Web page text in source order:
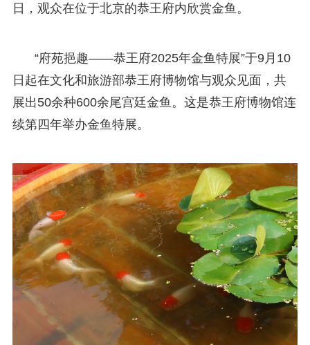
日，观众在位于北京的恭王府内欣赏金鱼。
“府苑挹趣——恭王府2025年金鱼特展”于9月10
日起在文化和旅游部恭王府博物馆与观众见面，共
展出50余种600余尾宫廷金鱼。这是恭王府博物馆连
续第四年举办金鱼特展。